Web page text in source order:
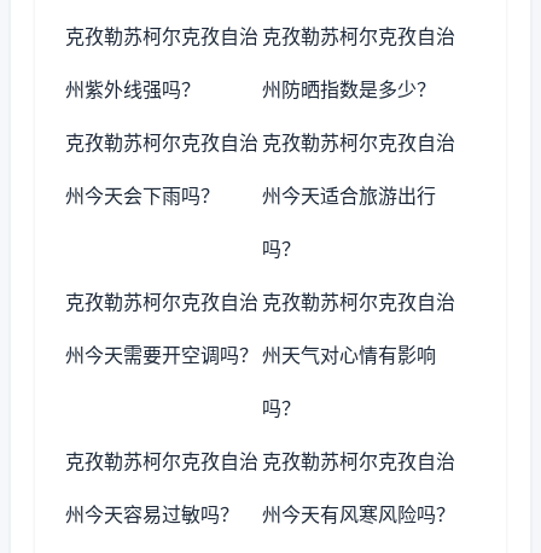
克孜勒苏柯尔克孜自治
州紫外线强吗？
克孜勒苏柯尔克孜自治
州防晒指数是多少？
克孜勒苏柯尔克孜自治
州今天会下雨吗？
克孜勒苏柯尔克孜自治
州今天适合旅游出行
吗？
克孜勒苏柯尔克孜自治
州今天需要开空调吗？
克孜勒苏柯尔克孜自治
州天气对心情有影响
吗？
克孜勒苏柯尔克孜自治
州今天容易过敏吗？
克孜勒苏柯尔克孜自治
州今天有风寒风险吗？